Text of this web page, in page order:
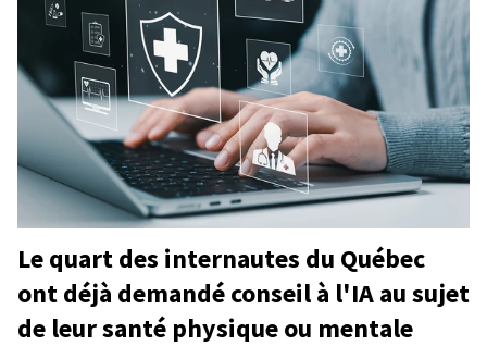
Le quart des internautes du Québec
ont déjà demandé conseil à l'IA au sujet
de leur santé physique ou mentale